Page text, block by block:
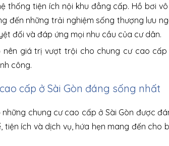
thống tiện ích nội khu đẳng cấp. Hồ bơi
đến những trải nghiệm sống thượng lưu
đối và đáp ứng mọi nhu cầu của cư dân.
giá trị vượt trội cho chung cư cao cấp
công.
cấp ở Sài Gòn đáng sống nhất
chung cư cao cấp ở Sài Gòn được
tiện ích và dịch vụ, hứa hẹn mang đến cho